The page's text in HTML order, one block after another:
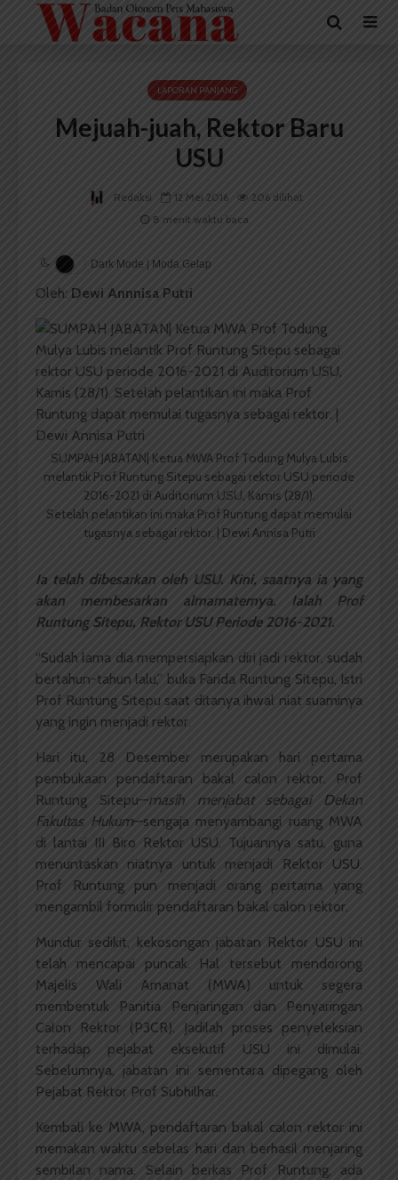
LAPORAN PANJANG
Mejuah-juah, Rektor Baru
USU
Redaksi 12 Mei 2016
206 dilihat
8 menit waktu baca
Dark Mode | Moda Gelap
Oleh: Dewi Annnisa Putri
SUMPAH JABATAN| Ketua MWA Prof Todung Mulya Lubis
melantik Prof Runtung Sitepu sebagai rektor USU periode
2016-2021 di Auditorium USU, Kamis (28/1).
Setelah pelantikan ini maka Prof Runtung dapat memulai
tugasnya sebagai rektor. | Dewi Annisa Putri
Ia telah dibesarkan oleh USU. Kini, saatnya ia yang
akan membesarkan almamaternya. Ialah Prof
Runtung Sitepu, Rektor USU Periode 2016-2021.
“Sudah lama dia mempersiapkan diri jadi rektor, sudah
bertahun-tahun lalu,” buka Farida Runtung Sitepu, Istri
Prof Runtung Sitepu saat ditanya ihwal niat suaminya
yang ingin menjadi rektor.
Hari itu, 28 Desember merupakan hari pertama
pembukaan pendaftaran bakal calon rektor. Prof
Runtung Sitepu—masih menjabat sebagai Dekan
Fakultas Hukum—sengaja menyambangi ruang MWA
di lantai III Biro Rektor USU. Tujuannya satu, guna
menuntaskan niatnya untuk menjadi Rektor USU.
Prof Runtung pun menjadi orang pertama yang
mengambil formulir pendaftaran bakal calon rektor.
Mundur sedikit, kekosongan jabatan Rektor USU ini
telah mencapai puncak. Hal tersebut mendorong
Majelis Wali Amanat (MWA) untuk segera
membentuk Panitia Penjaringan dan Penyaringan
Calon Rektor (P3CR). Jadilah proses penyeleksian
terhadap pejabat eksekutif USU ini dimulai.
Sebelumnya, jabatan ini sementara dipegang oleh
Pejabat Rektor Prof Subhilhar.
Kembali ke MWA, pendaftaran bakal calon rektor ini
memakan waktu sebelas hari dan berhasil menjaring
sembilan nama. Selain berkas Prof Runtung, ada